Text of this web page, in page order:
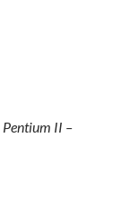
II –